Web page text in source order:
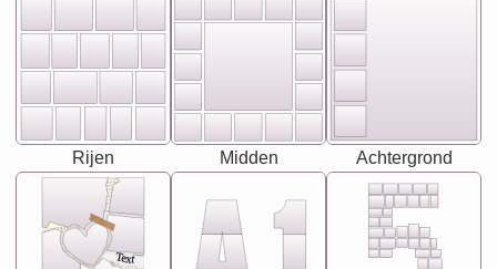
Rijen Midden Achtergrond
Text